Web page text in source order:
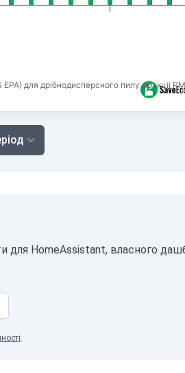
для дрібнодисперсного пилу фракції
HomeAssistant, власного
.